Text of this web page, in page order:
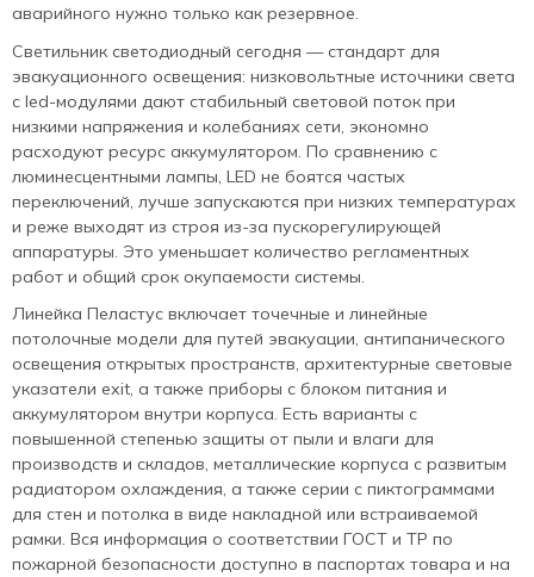
аварийного нужно только как резервное.
Светильник светодиодный сегодня — стандарт для
эвакуационного освещения: низковольтные источники света
с led-модулями дают стабильный световой поток при
низкими напряжения и колебаниях сети, экономно
расходуют ресурс аккумулятором. По сравнению с
люминесцентными лампы, LED не боятся частых
переключений, лучше запускаются при низких температурах
и реже выходят из строя из‑за пускорегулирующей
аппаратуры. Это уменьшает количество регламентных
работ и общий срок окупаемости системы.
Линейка Пеластус включает точечные и линейные
потолочные модели для путей эвакуации, антипанического
освещения открытых пространств, архитектурные световые
указатели exit, а также приборы с блоком питания и
аккумулятором внутри корпуса. Есть варианты с
повышенной степенью защиты от пыли и влаги для
производств и складов, металлические корпуса с развитым
радиатором охлаждения, а также серии с пиктограммами
для стен и потолка в виде накладной или встраиваемой
рамки. Вся информация о соответствии ГОСТ и ТР по
пожарной безопасности доступно в паспортах товара и на